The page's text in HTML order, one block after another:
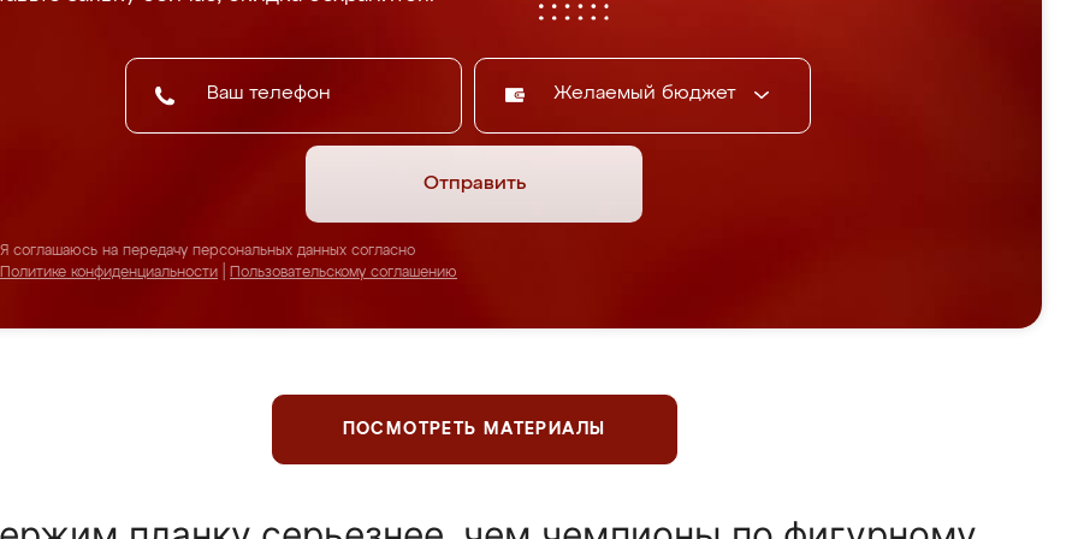
Желаемый бюджет
Отправить
Я соглашаюсь на передачу персональных данных согласно
Политике конфиденциальности
Пользовательскому соглашению
ПОСМОТРЕТЬ МАТЕРИАЛЫ